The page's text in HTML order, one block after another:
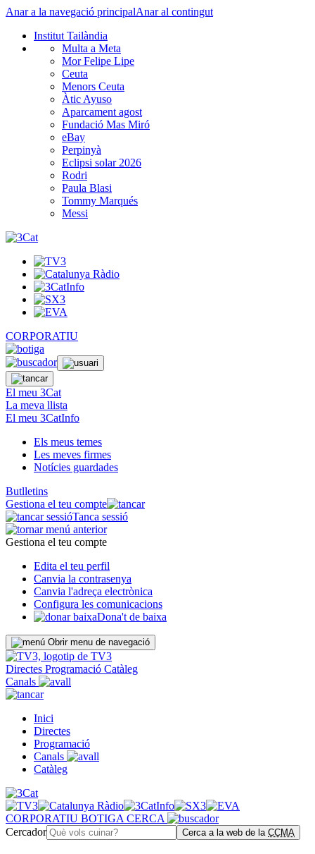
Anar a la navegació principalAnar al contingut
Institut Tailàndia
Multa a Meta
Mor Felipe Lipe
Ceuta
Menors Ceuta
Àtic Ayuso
Aparcament agost
Fundació Mas Miró
eBay
Perpinyà
Eclipsi solar 2026
Rodri
Paula Blasi
Tommy Marqués
Messi
CORPORATIU
El meu 3Cat
La meva llista
El meu 3CatInfo
Els meus temes
Les meves firmes
Notícies guardades
Butlletins
Gestiona el teu compte
Tanca sessió
Gestiona el teu compte
Edita el teu perfil
Canvia la contrasenya
Canvia l'adreça electrònica
Configura les comunicacions
Dona't de baixa
Obrir menu de navegació
Directes Programació Catàleg
Canals
Inici
Directes
Programació
Canals
Catàleg
CORPORATIU BOTIGA CERCA
Cercador
Cerca a la web de la CCMA